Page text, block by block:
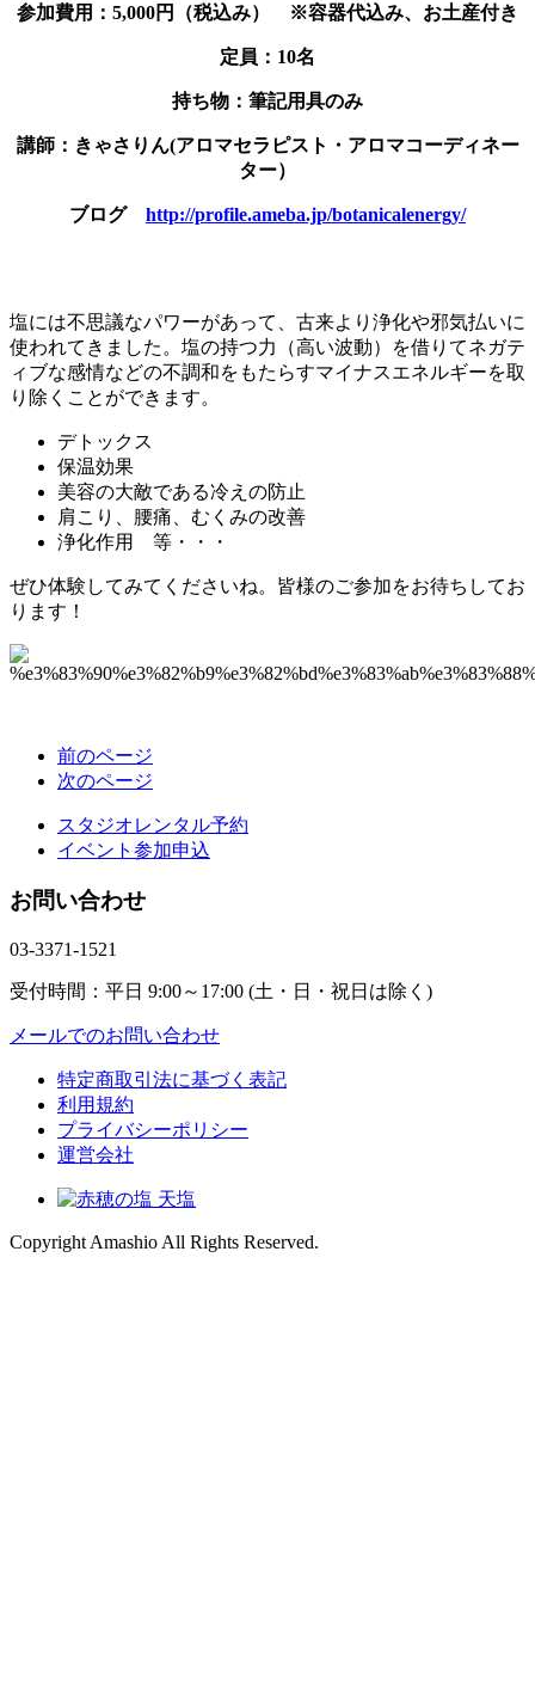
参加費用：5,000円（税込み） ※容器代込み、お土産付き
定員：10名
持ち物：筆記用具のみ
講師：きゃさりん(アロマセラピスト・アロマコーディネー
ター）
ブログ http://profile.ameba.jp/botanicalenergy/
塩には不思議なパワーがあって、古来より浄化や邪気払いに
使われてきました。塩の持つ力（高い波動）を借りてネガテ
ィブな感情などの不調和をもたらすマイナスエネルギーを取
り除くことができます。
デトックス
保温効果
美容の大敵である冷えの防止
肩こり、腰痛、むくみの改善
浄化作用 等・・・
ぜひ体験してみてくださいね。皆様のご参加をお待ちしてお
ります！
前のページ
次のページ
スタジオレンタル予約
イベント参加申込
お問い合わせ
03-3371-1521
受付時間：平日 9:00～17:00 (土・日・祝日は除く)
メールでのお問い合わせ
特定商取引法に基づく表記
利用規約
プライバシーポリシー
運営会社
Copyright Amashio All Rights Reserved.